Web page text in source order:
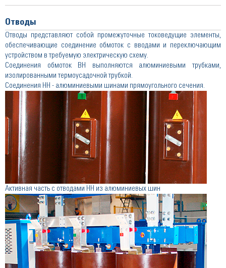
Отводы
Отводы представляют собой промежуточные токоведущие элементы,
обеспечивающие соединение обмоток с вводами и переключающим
устройством в требуемую электрическую схему.
Соединения обмоток ВН выполняются алюминиевыми трубками,
изолированными термоусадочной трубкой.
Соединения НН - алюминиевыми шинами прямоугольного сечения.
Активная часть с отводами НН из алюминиевых шин